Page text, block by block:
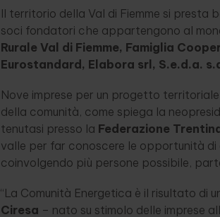
Il territorio della Val di Fiemme si
soci fondatori che appartengono al
Rurale Val di Fiemme, Famiglia
Eurostandard, Elabora srl, S.e.d.a.
Nove imprese per un progetto
della comunità, come spiega la
tenutasi presso la Federazione
valle per far conoscere le opportunità di
coinvolgendo più persone possibile,
“La Comunità Energetica è il risultato
Ciresa – nato su stimolo delle imprese